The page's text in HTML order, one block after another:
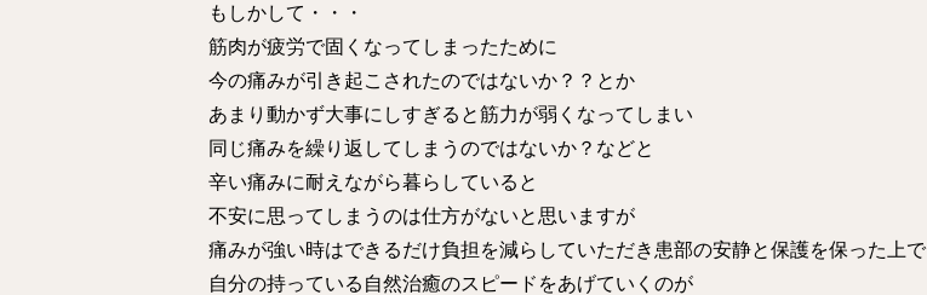
もしかして・・・
筋肉が疲労で固くなってしまったために
今の痛みが引き起こされたのではないか？？とか
あまり動かず大事にしすぎると筋力が弱くなってしまい
同じ痛みを繰り返してしまうのではないか？などと
辛い痛みに耐えながら暮らしていると
不安に思ってしまうのは仕方がないと思いますが
痛みが強い時はできるだけ負担を減らしていただき患部の安静と保護を保った上で
自分の持っている自然治癒のスピードをあげていくのが